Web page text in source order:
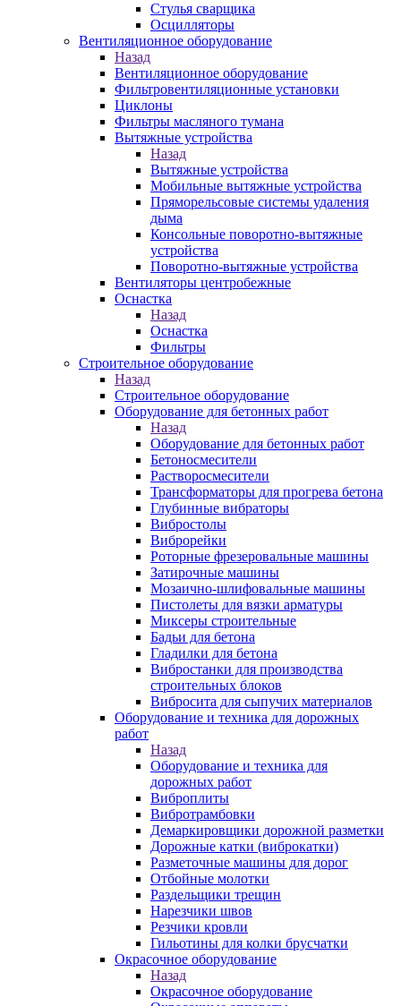
Стулья сварщика
Осцилляторы
Вентиляционное оборудование
Назад
Вентиляционное оборудование
Фильтровентиляционные установки
Циклоны
Фильтры масляного тумана
Вытяжные устройства
Назад
Вытяжные устройства
Мобильные вытяжные устройства
Пряморельсовые системы удаления
дыма
Консольные поворотно-вытяжные
устройства
Поворотно-вытяжные устройства
Вентиляторы центробежные
Оснастка
Назад
Оснастка
Фильтры
Строительное оборудование
Назад
Строительное оборудование
Оборудование для бетонных работ
Назад
Оборудование для бетонных работ
Бетоносмесители
Растворосмесители
Трансформаторы для прогрева бетона
Глубинные вибраторы
Вибростолы
Виброрейки
Роторные фрезеровальные машины
Затирочные машины
Мозаично-шлифовальные машины
Пистолеты для вязки арматуры
Миксеры строительные
Бадьи для бетона
Гладилки для бетона
Вибростанки для производства
строительных блоков
Вибросита для сыпучих материалов
Оборудование и техника для дорожных
работ
Назад
Оборудование и техника для
дорожных работ
Виброплиты
Вибротрамбовки
Демаркировщики дорожной разметки
Дорожные катки (виброкатки)
Разметочные машины для дорог
Отбойные молотки
Раздельщики трещин
Нарезчики швов
Резчики кровли
Гильотины для колки брусчатки
Окрасочное оборудование
Назад
Окрасочное оборудование